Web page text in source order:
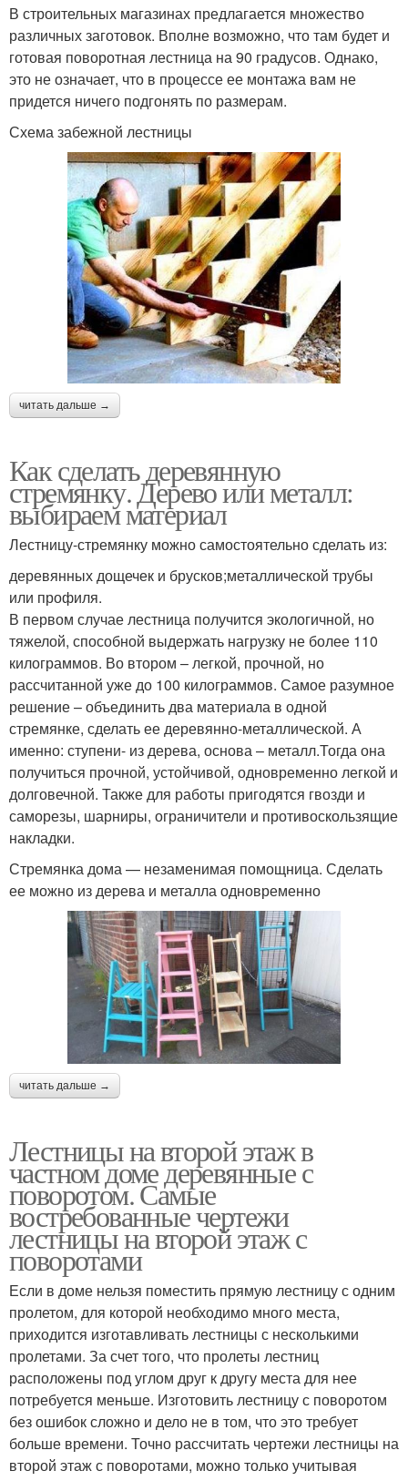
В строительных магазинах предлагается множество
различных заготовок. Вполне возможно, что там будет и
готовая поворотная лестница на 90 градусов. Однако,
это не означает, что в процессе ее монтажа вам не
придется ничего подгонять по размерам.
Схема забежной лестницы
читать дальше →
Как сделать деревянную
стремянку. Дерево или металл:
выбираем материал
Лестницу-стремянку можно самостоятельно сделать из:
деревянных дощечек и брусков;металлической трубы
или профиля.
В первом случае лестница получится экологичной, но
тяжелой, способной выдержать нагрузку не более 110
килограммов. Во втором – легкой, прочной, но
рассчитанной уже до 100 килограммов. Самое разумное
решение – объединить два материала в одной
стремянке, сделать ее деревянно-металлической. А
именно: ступени- из дерева, основа – металл.Тогда она
получиться прочной, устойчивой, одновременно легкой и
долговечной. Также для работы пригодятся гвозди и
саморезы, шарниры, ограничители и противоскользящие
накладки.
Стремянка дома — незаменимая помощница. Сделать
ее можно из дерева и металла одновременно
читать дальше →
Лестницы на второй этаж в
частном доме деревянные с
поворотом. Самые
востребованные чертежи
лестницы на второй этаж с
поворотами
Если в доме нельзя поместить прямую лестницу с одним
пролетом, для которой необходимо много места,
приходится изготавливать лестницы с несколькими
пролетами. За счет того, что пролеты лестниц
расположены под углом друг к другу места для нее
потребуется меньше. Изготовить лестницу с поворотом
без ошибок сложно и дело не в том, что это требует
больше времени. Точно рассчитать чертежи лестницы на
второй этаж с поворотами, можно только учитывая